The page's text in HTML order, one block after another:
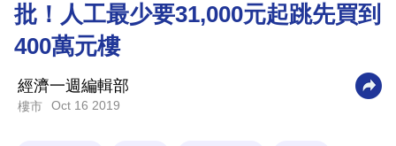
商
業
科
技
批！人工最少要31,000元起跳先買到
400萬元樓
經濟一週編輯部
樓市 Oct 16 2019